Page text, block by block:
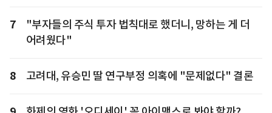
7
"부자들의 주식 투자 법칙대로 했더니, 망하는 게 더
어려웠다"
8 고려대, 유승민 딸 연구부정 의혹에 "문제없다" 결론